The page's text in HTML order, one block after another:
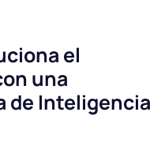
el
una
de Inteligencia